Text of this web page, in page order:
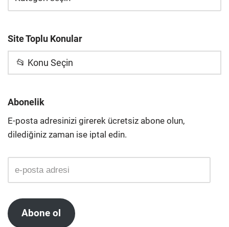
Site Toplu Konular
📂 Konu Seçin
Abonelik
E-posta adresinizi girerek ücretsiz abone olun,
dilediğiniz zaman ise iptal edin.
Abone ol